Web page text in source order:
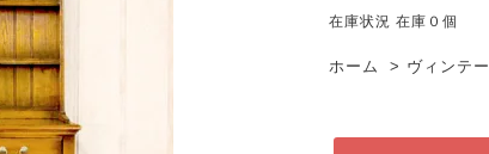
在庫状況 在庫０個
ホーム > ヴィンテ